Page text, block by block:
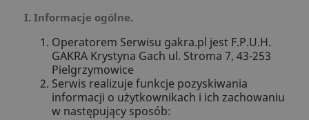
I. Informacje ogólne.
Operatorem Serwisu gakra.pl jest F.P.U.H.
GAKRA Krystyna Gach ul. Stroma 7, 43-253
Pielgrzymowice
Serwis realizuje funkcje pozyskiwania
informacji o użytkownikach i ich zachowaniu
w następujący sposób: